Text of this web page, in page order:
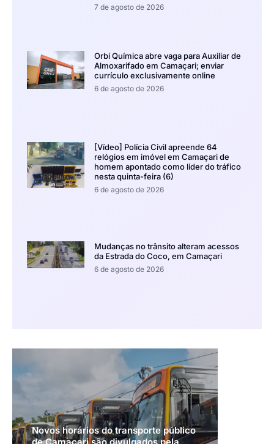
7 de agosto de 2026
Orbi Química abre vaga para Auxiliar de
Almoxarifado em Camaçari; enviar
currículo exclusivamente online
6 de agosto de 2026
[Vídeo] Polícia Civil apreende 64
relógios em imóvel em Camaçari de
homem apontado como líder do tráfico
nesta quinta-feira (6)
6 de agosto de 2026
Mudanças no trânsito alteram acessos
da Estrada do Coco, em Camaçari
6 de agosto de 2026
Novos horários do transporte público
de Camaçari são divulgados pela